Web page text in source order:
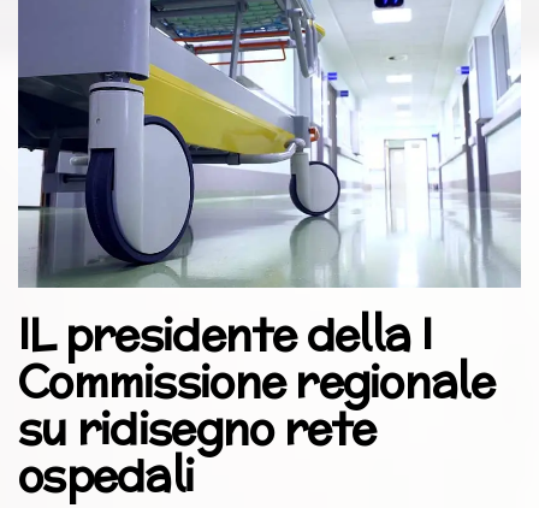
IL presidente della I
Commissione regionale
su ridisegno rete
ospedali